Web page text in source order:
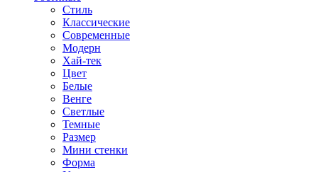
Стиль
Классические
Современные
Модерн
Хай-тек
Цвет
Белые
Венге
Светлые
Темные
Размер
Мини стенки
Форма